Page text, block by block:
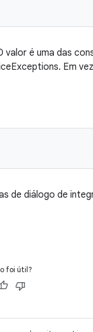
é uma das
Em
de diálogo de
foi útil?